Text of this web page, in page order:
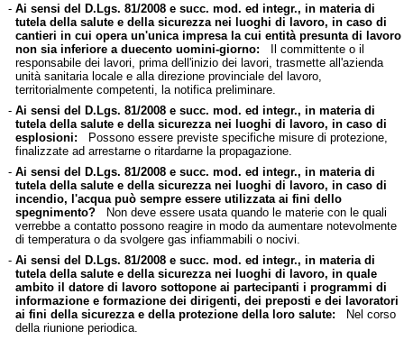
- Ai sensi del D.Lgs. 81/2008 e succ. mod. ed integr., in materia di
tutela della salute e della sicurezza nei luoghi di lavoro, in caso di
cantieri in cui opera un'unica impresa la cui entità presunta di lavoro
non sia inferiore a duecento uomini-giorno: Il committente o il
responsabile dei lavori, prima dell'inizio dei lavori, trasmette all'azienda
unità sanitaria locale e alla direzione provinciale del lavoro,
territorialmente competenti, la notifica preliminare.
- Ai sensi del D.Lgs. 81/2008 e succ. mod. ed integr., in materia di
tutela della salute e della sicurezza nei luoghi di lavoro, in caso di
esplosioni: Possono essere previste specifiche misure di protezione,
finalizzate ad arrestarne o ritardarne la propagazione.
- Ai sensi del D.Lgs. 81/2008 e succ. mod. ed integr., in materia di
tutela della salute e della sicurezza nei luoghi di lavoro, in caso di
incendio, l'acqua può sempre essere utilizzata ai fini dello
spegnimento?Non deve essere usata quando le materie con le quali
verrebbe a contatto possono reagire in modo da aumentare notevolmente
di temperatura o da svolgere gas infiammabili o nocivi.
- Ai sensi del D.Lgs. 81/2008 e succ. mod. ed integr., in materia di
tutela della salute e della sicurezza nei luoghi di lavoro, in quale
ambito il datore di lavoro sottopone ai partecipanti i programmi di
informazione e formazione dei dirigenti, dei preposti e dei lavoratori
ai fini della sicurezza e della protezione della loro salute: Nel corso
della riunione periodica.